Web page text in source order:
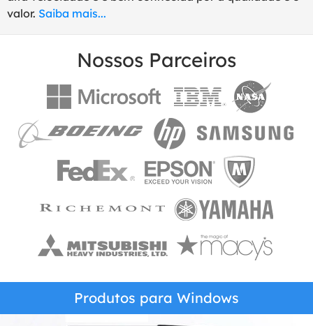
valor. Saiba mais...
Nossos Parceiros
Produtos para Windows